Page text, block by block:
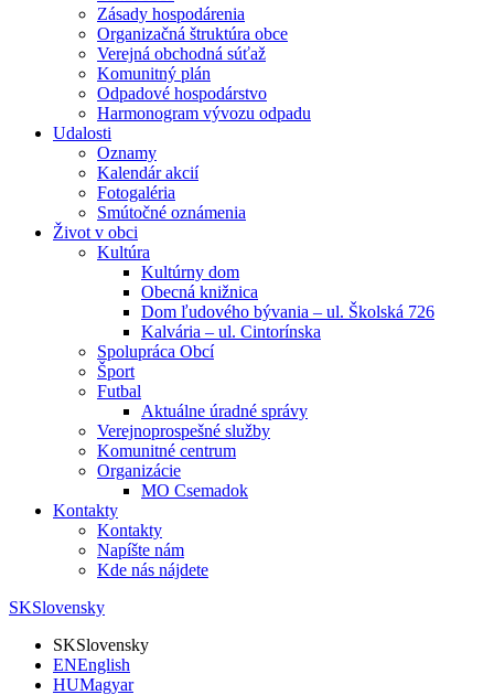
Zásady hospodárenia
Organizačná štruktúra obce
Verejná obchodná súťaž
Komunitný plán
Odpadové hospodárstvo
Harmonogram vývozu odpadu
Udalosti
Oznamy
Kalendár akcií
Fotogaléria
Smútočné oznámenia
Život v obci
Kultúra
Kultúrny dom
Obecná knižnica
Dom ľudového bývania – ul. Školská 726
Kalvária – ul. Cintorínska
Spolupráca Obcí
Šport
Futbal
Aktuálne úradné správy
Verejnoprospešné služby
Komunitné centrum
Organizácie
MO Csemadok
Kontakty
Kontakty
Napíšte nám
Kde nás nájdete
SKSlovensky
SKSlovensky
ENEnglish
HUMagyar